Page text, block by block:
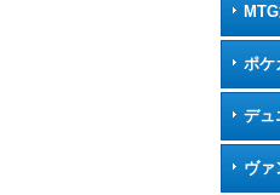
ポケ
デュ
ヴァ